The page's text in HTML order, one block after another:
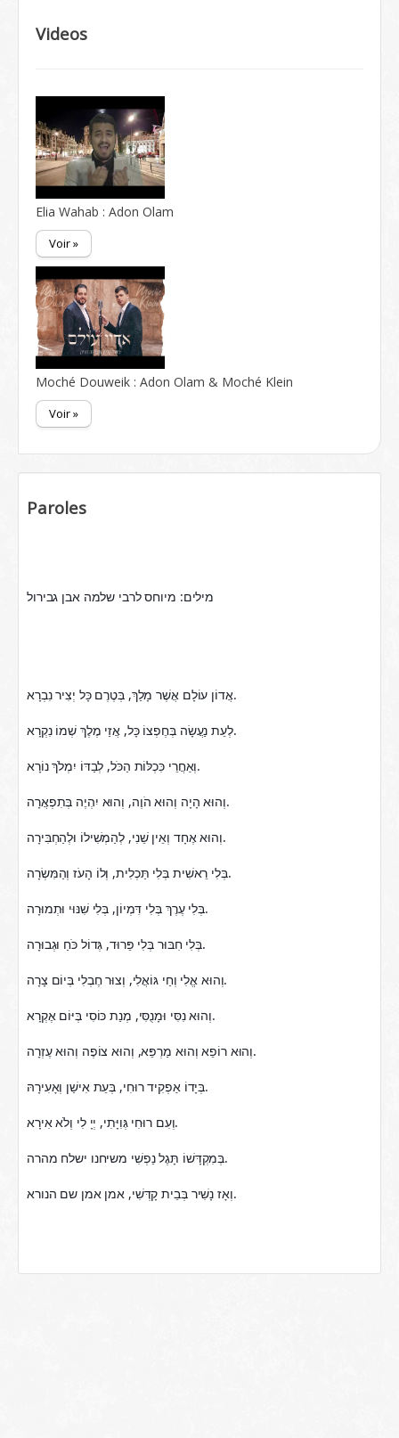
Videos
Elia Wahab : Adon Olam
Voir »
Moché Douweik : Adon Olam & Moché Klein
Voir »
Paroles
מילים: מיוחס לרבי שלמה אבן גבירול
אֲדוֹן עוֹלָם אֲשֶׁר מָלַךְ, בְּטֶרֶם כָּל יְצִיר נִבְרָא.
לְעֵת נַעֲשָׂה בְּחֶפְצוֹ כָּל, אֲזַי מֶלֶךְ שְׁמוֹ נִקְרָא.
וְאַחֲרֵי כִּכְלּוֹת הַכֹּל, לְבַדּוֹ יִמְלֹךְ נוֹרָא.
וְהוּא הָיָה וְהוּא הֹוֶה, וְהוּא יִהְיֶה בְּתִפְאֲרָה.
וְהוּא אֶחָד וְאֵין שֵׁנִי, לְהַמְשִׁילוֹ וּלְהַחְבִּירָה.
בְּלִי רֵאשִׁית בְּלִי תַּכְלִית, וְלוֹ הָעֹז וְהַמִּשְׂרָה.
בְּלִי עֶרֶךְ בְּלִי דִּמְיוֹן, בְּלִי שִׁנּוּי וּתְמוּרָה.
בְּלִי חִבּוּר בְּלִי פֵּרוּד, גְּדוֹל כֹּחַ וּגְבוּרָה.
וְהוּא אֱלִי וְחַי גּוֹאֲלִי, וְצוּר חֶבְלִי בְּיוֹם צָרָה.
וְהוּא נִסִּי וּמָנֻסִּי, מְנַת כּוֹסִי בְּיּוֹם אֶקְרָא.
וְהוּא רוֹפֵא וְהוּא מַרְפֵּא, וְהוּא צוֹפֶה וְהוּא עֶזְרָה.
בְּיָדוֹ אַפְקִיד רוּחִי, בְּעֵת אִישַׁן וְאָעִירָהּ.
וְעִם רוּחִי גְּוִיָּתִי, יְיָ לִי וְלֹא אִירָא.
בְּמִקְדָּשׁוֹ תָּגֶל נַפְשִׁי משיחנו ישלח מהרה.
וְאָז נָשִׁיר בְּבֵית קָדְּשִׁי, אמן אמן שם הנורא.